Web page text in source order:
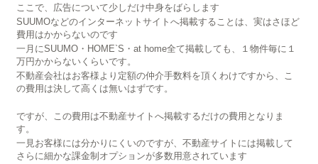
ここで、広告について少しだけ中身をばらします
SUUMOなどのインターネットサイトへ掲載することは、実はさほど
費用はかからないのです
一月にSUUMO・HOME`S・at home全て掲載しても、１物件毎に１
万円かからないくらいです。
不動産会社はお客様より定額の仲介手数料を頂くわけですから、こ
の費用は決して高くは無いはずです。
ですが、この費用は不動産サイトへ掲載するだけの費用となりま
す。
一見お客様には分かりにくいのですが、不動産サイトには掲載して
さらに細かな課金制オプションが多数用意されています